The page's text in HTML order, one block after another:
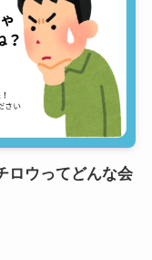
ロウってどんな会